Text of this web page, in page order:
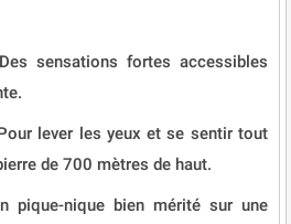
sensations fortes accessibles
lever les yeux et se sentir tout
de 700 mètres de haut.
pique-nique bien mérité sur une